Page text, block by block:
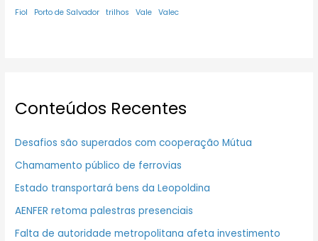
Fiol Porto de Salvador trilhos Vale Valec
Conteúdos Recentes
Desafios são superados com cooperação Mútua
Chamamento público de ferrovias
Estado transportará bens da Leopoldina
AENFER retoma palestras presenciais
Falta de autoridade metropolitana afeta investimento